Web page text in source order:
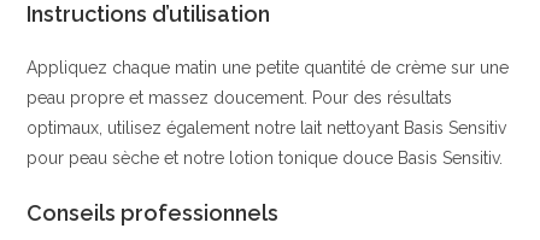
Instructions d’utilisation
Appliquez chaque matin une petite quantité de crème sur une
peau propre et massez doucement. Pour des résultats
optimaux, utilisez également notre lait nettoyant Basis Sensitiv
pour peau sèche et notre lotion tonique douce Basis Sensitiv.
Conseils professionnels